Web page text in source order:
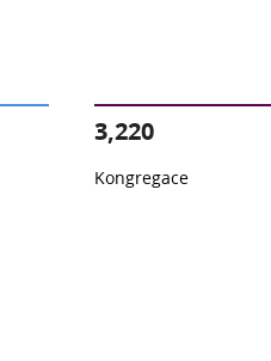
3,220
Kongregace